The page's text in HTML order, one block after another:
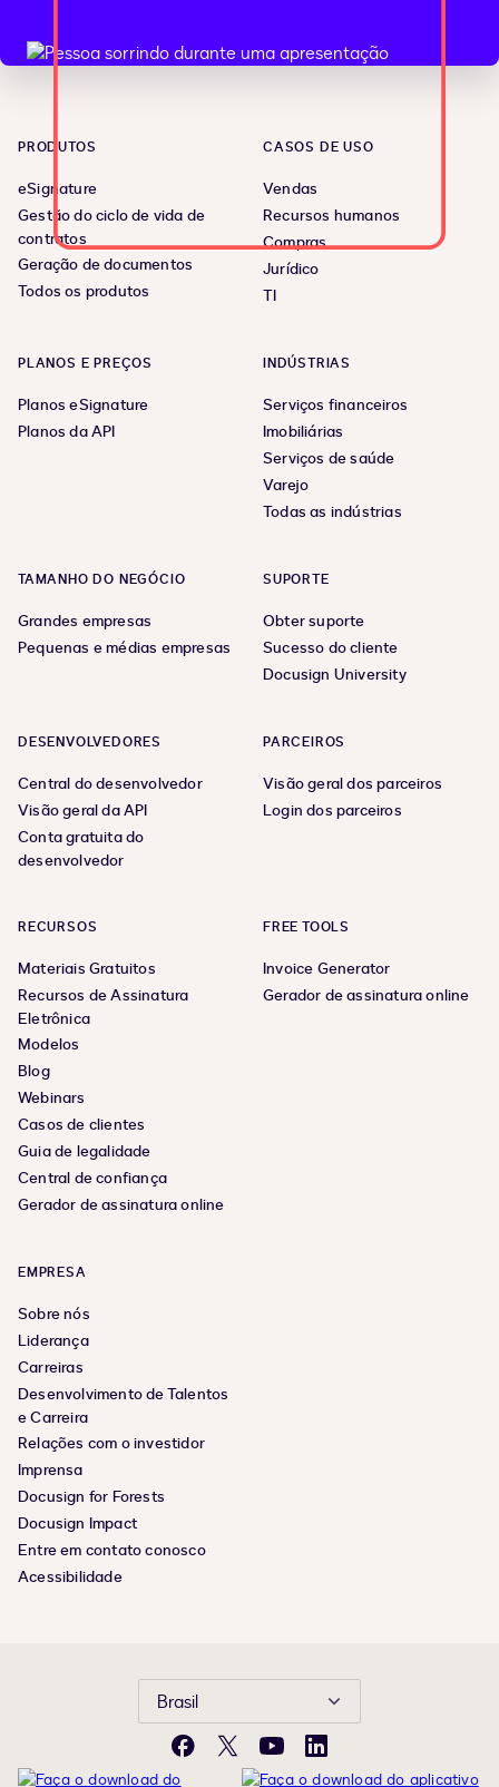
PRODUTOS
eSignature
Gestão do ciclo de vida de
contratos
Geração de documentos
Todos os produtos
CASOS DE USO
Vendas
Recursos humanos
Compras
Jurídico
TI
PLANOS E PREÇOS
Planos eSignature
Planos da API
INDÚSTRIAS
Serviços financeiros
Imobiliárias
Serviços de saúde
Varejo
Todas as indústrias
TAMANHO DO NEGÓCIO
Grandes empresas
Pequenas e médias empresas
SUPORTE
Obter suporte
Sucesso do cliente
Docusign University
DESENVOLVEDORES
Central do desenvolvedor
Visão geral da API
Conta gratuita do
desenvolvedor
PARCEIROS
Visão geral dos parceiros
Login dos parceiros
RECURSOS
Materiais Gratuitos
Recursos de Assinatura
Eletrônica
Modelos
Blog
Webinars
Casos de clientes
Guia de legalidade
Central de confiança
Gerador de assinatura online
FREE TOOLS
Invoice Generator
Gerador de assinatura online
EMPRESA
Sobre nós
Liderança
Carreiras
Desenvolvimento de Talentos
e Carreira
Relações com o investidor
Imprensa
Docusign for Forests
Docusign Impact
Entre em contato conosco
Acessibilidade
Brasil
Facebook
X YouTubeLinkedIn